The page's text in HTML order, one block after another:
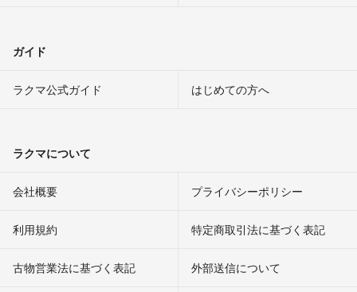
ガイド
ラクマ公式ガイド はじめての方へ
ラクマについて
会社概要 プライバシーポリシー
利用規約 特定商取引法に基づく表記
古物営業法に基づく表記 外部送信について